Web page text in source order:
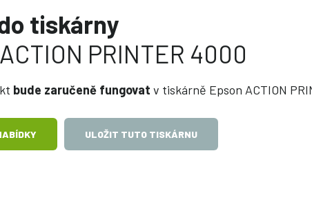
tiskárny
PRINTER 4000
bude zaručeně fungovat v tiskárně Epson ACTION
ULOŽIT TUTO TISKÁRNU